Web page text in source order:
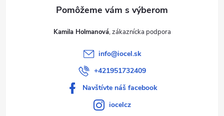
Kamila Holmanová
info@iocel.sk
+421951732409
Navštívte náš facebook
iocelcz